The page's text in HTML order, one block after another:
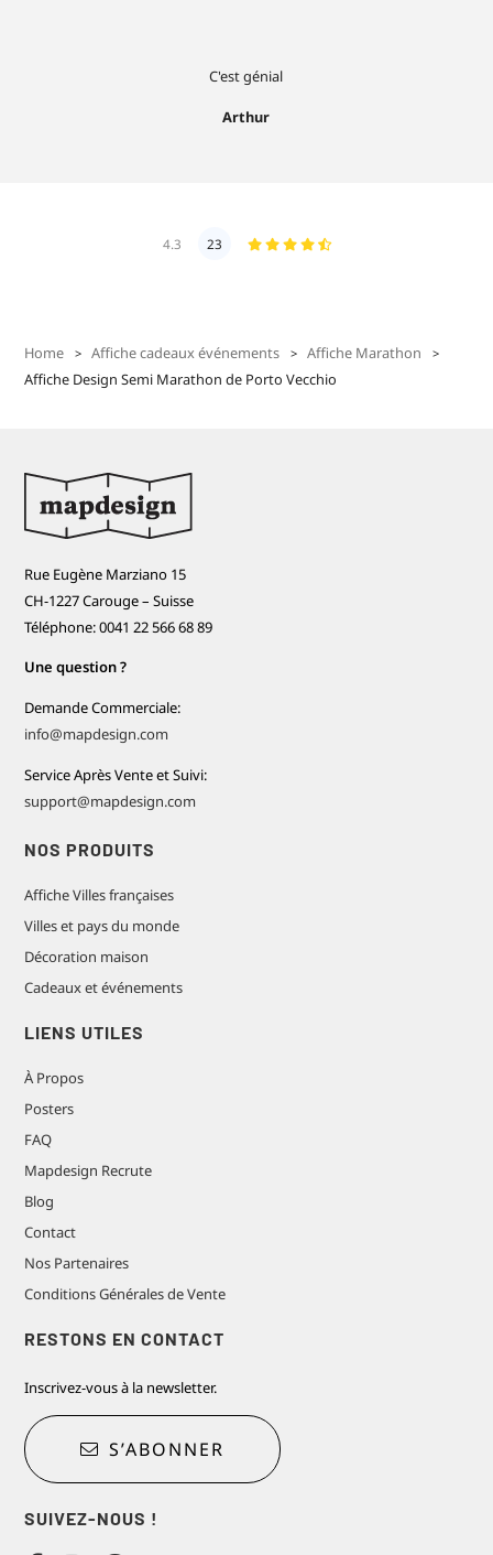
C'est génial
Arthur
4.3 23
Home Affiche cadeaux événements
Affiche Marathon
Affiche Design Semi Marathon de Porto Vecchio
Rue Eugène Marziano 15
CH-1227 Carouge – Suisse
Téléphone: 0041 22 566 68 89
Une question ?
Demande Commerciale:
info@mapdesign.com
Service Après Vente et Suivi:
support@mapdesign.com
NOS PRODUITS
Affiche Villes françaises
Villes et pays du monde
Décoration maison
Cadeaux et événements
LIENS UTILES
À Propos
Posters
FAQ
Mapdesign Recrute
Blog
Contact
Nos Partenaires
Conditions Générales de Vente
RESTONS EN CONTACT
Inscrivez-vous à la newsletter.
S’ABONNER
SUIVEZ-NOUS !